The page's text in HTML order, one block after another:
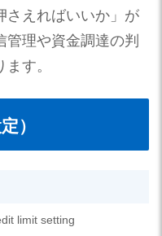
さえればいいか」が
理や資金調達の判
す。
）
limit setting